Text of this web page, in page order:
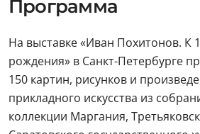
Программа
На выставке «Иван Похитонов. К
рождения» в Санкт-Петербурге
150 картин, рисунков и
прикладного искусства из
коллекции Маргания,